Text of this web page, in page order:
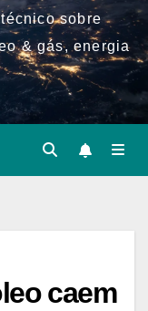
sobre
& gás, energia
caem